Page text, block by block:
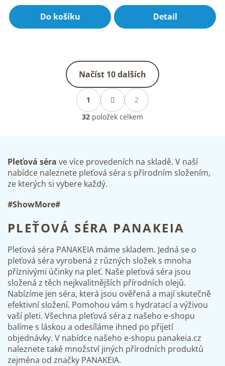
je
4,8
z
Do košíku
je
5,0
z
Detail
O
v
l
á
í
p
ý
i
s
u
Načíst 10 dalších
S
t
r
á
á
n
í
1
2
32 položek celkem
Pleťová séra ve více provedeních na skladě. V naší
nabídce naleznete pleťová séra s přírodním složením,
ze kterých si vybere každý.
#ShowMore#
PLEŤOVÁ SÉRA PANAKEIA
Pleťová séra PANAKEIA máme skladem. Jedná se o
pleťová séra vyrobená z různých složek s mnoha
příznivými účinky na pleť. Naše pleťová séra jsou
složená z těch nejkvalitnějších přírodních olejů.
Nabízíme jen séra, která jsou ověřená a mají skutečně
efektivní složení. Pomohou vám s hydratací a výživou
vaší pleti. Všechna pleťová séra z našeho e-shopu
balíme s láskou a odesíláme ihned po přijetí
objednávky. V nabídce našeho e-shopu panakeia.cz
naleznete také množství jiných přírodních produktů
zejména od značky PANAKEIA.